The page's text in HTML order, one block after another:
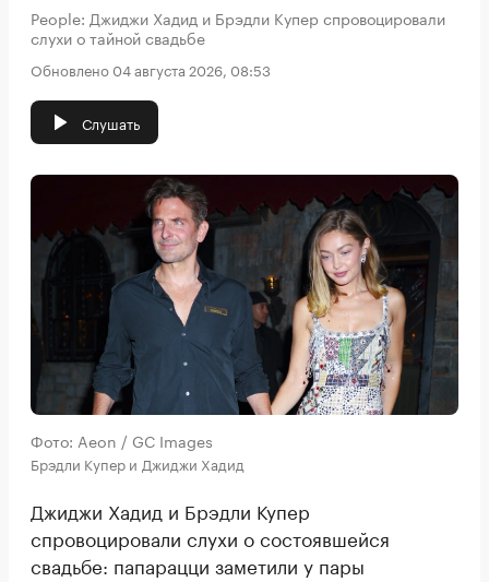
People: Джиджи Хадид и Брэдли Купер спровоцировали
слухи о тайной свадьбе
Обновлено 04 августа 2026, 08:53
Слушать
Фото: Aeon / GC Images
Брэдли Купер и Джиджи Хадид
Джиджи Хадид и Брэдли Купер
спровоцировали слухи о состоявшейся
свадьбе: папарацци заметили у пары